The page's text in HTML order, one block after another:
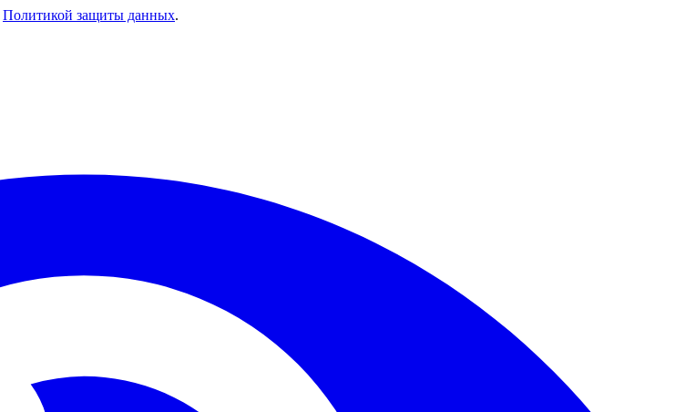
Политикой защиты данных.